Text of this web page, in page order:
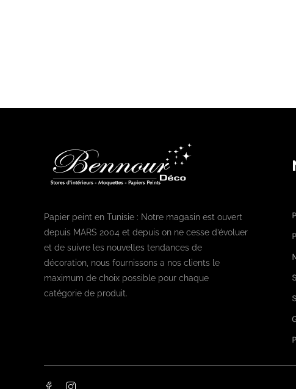
Papier peint en Tunisie : Notre magasin est ouvert
depuis MARS 2004 et depuis on ne cesse d’évoluer
et de suivre les nouvelles tendances de
décoration, nous fournissons a nos clients le
maximum de choix possible pour chaque
catégorie de produit.